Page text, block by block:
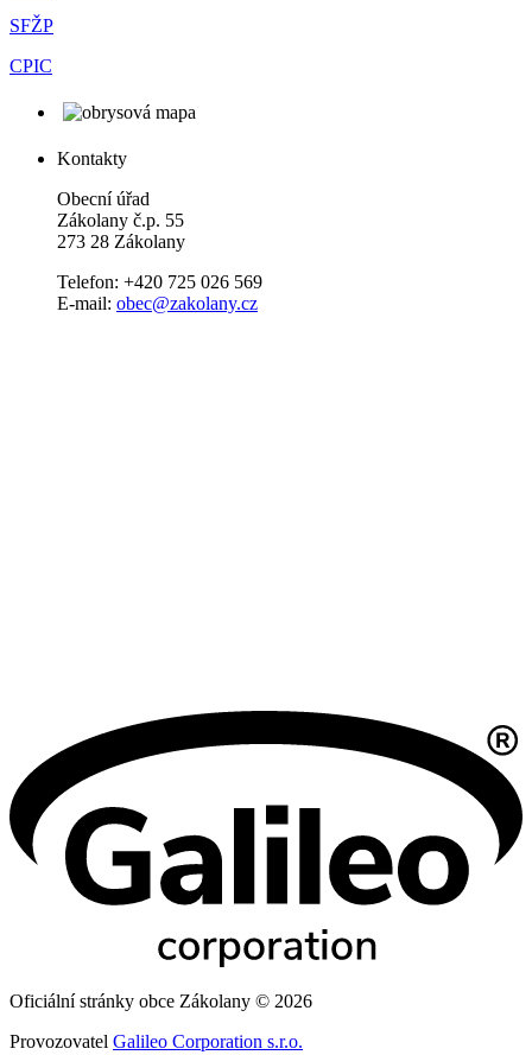
SFŽP
CPIC
Kontakty
Obecní úřad
Zákolany č.p. 55
273 28 Zákolany
Telefon: +420 725 026 569
E-mail: obec@zakolany.cz
Oficiální stránky obce Zákolany © 2026
Provozovatel Galileo Corporation s.r.o.